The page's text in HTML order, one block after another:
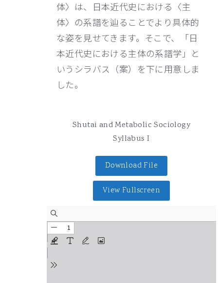
体〉は、日本近代史における〈主
体〉の系譜を辿ることでより具体的
な姿を見せてきます。そこで、「日
本近代史における主体の系譜学」と
いうシラバス（案）を下に用意しま
した。
Shutai and Metabolic Sociology
Syllabus I
Download File
View Fullscreen